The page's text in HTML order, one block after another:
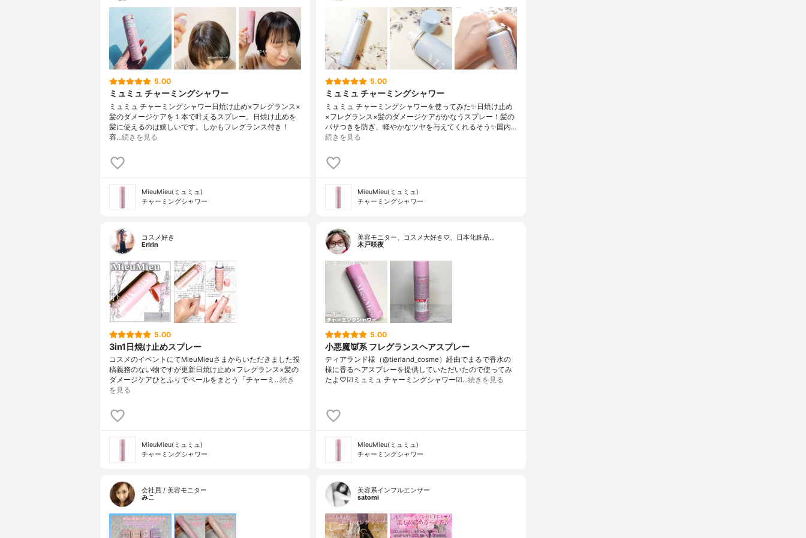
5.00
ミュミュ チャーミングシャワー
ミュミュ チャーミングシャワー日焼け止め×フレグランス×
髪のダメージケアを１本で叶えるスプレー。日焼け止めを
髪に使えるのは嬉しいです。しかもフレグランス付き！
容…続きを見る
MieuMieu(ミュミュ)
チャーミングシャワー
5.00
ミュミュ チャーミングシャワー
ミュミュ チャーミングシャワーを使ってみた✨日焼け止め
×フレグランス×髪のダメージケアがかなうスプレー！髪の
パサつきを防ぎ、軽やかなツヤを与えてくれるそう✨国内…
続きを見る
MieuMieu(ミュミュ)
チャーミングシャワー
コスメ好き
Eririn
5.00
3in1日焼け止めスプレー
コスメのイベントにてMieuMieuさまからいただきました投
稿義務のない物ですが更新日焼け止め×フレグランス×髪の
ダメージケアひとふりでベールをまとう「チャーミ…続き
を見る
MieuMieu(ミュミュ)
チャーミングシャワー
美容モニター、コスメ大好き♡、日本化粧品…
木戸咲夜
5.00
小悪魔👿系 フレグランスヘアスプレー
ティアランド様（@tierland_cosme）経由でまるで香水の
様に香るヘアスプレーを提供していただいたので使ってみ
たよ♡☑︎ミュミュ チャーミングシャワー☑…続きを見る
MieuMieu(ミュミュ)
チャーミングシャワー
会社員 / 美容モニター
みこ
美容系インフルエンサー
satomi